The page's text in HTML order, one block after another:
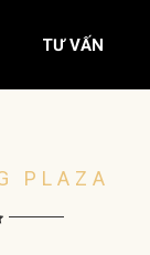
TƯ VẤN
PLAZA